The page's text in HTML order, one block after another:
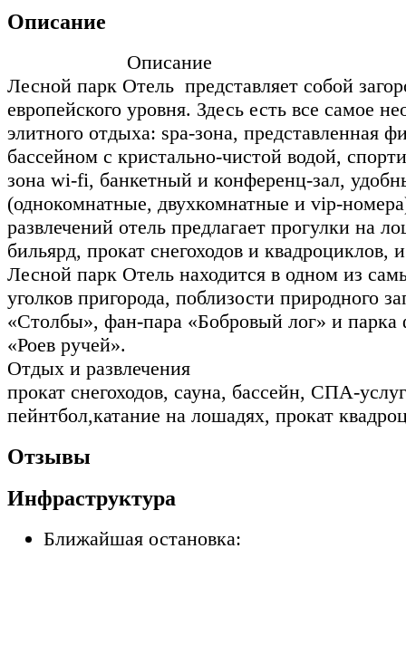
Описание
Описание
Лесной парк Отель представляет собой
европейского уровня. Здесь есть все самое
элитного отдыха: spa-зона, представленная
бассейном с кристально-чистой водой,
зона wi-fi, банкетный и конференц-зал,
(однокомнатные, двухкомнатные и vip-
развлечений отель предлагает прогулки на
бильярд, прокат снегоходов и квадроциклов,
Лесной парк Отель находится в одном из
уголков пригорода, поблизости природного
«Столбы», фан-пара «Бобровый лог» и
«Роев ручей».
Отдых и развлечения
прокат снегоходов, сауна, бассейн, СПА-
пейнтбол,катание на лошадях, прокат
Отзывы
Инфраструктура
Ближайшая остановка: